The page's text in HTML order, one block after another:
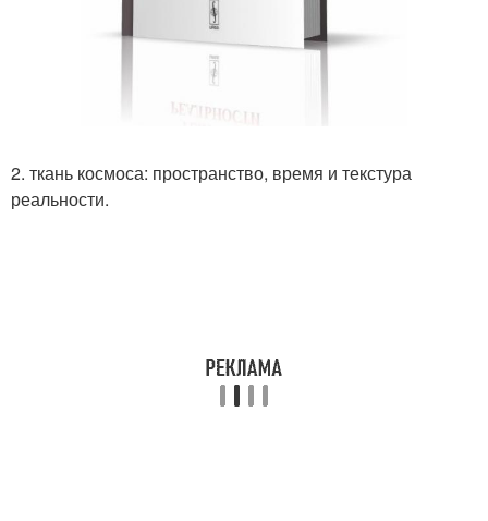
2. ткань космоса: пространство, время и текстура
реальности.